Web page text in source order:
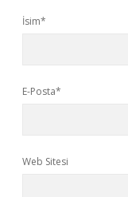
İsim*
E-Posta*
Web Sitesi